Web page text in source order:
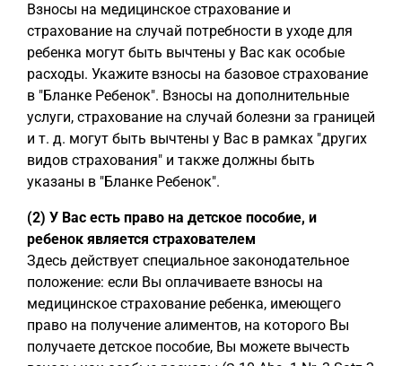
Взносы на медицинское страхование и
страхование на случай потребности в уходе для
ребенка могут быть вычтены у Вас как особые
расходы. Укажите взносы на базовое страхование
в "Бланке Ребенок". Взносы на дополнительные
услуги, страхование на случай болезни за границей
и т. д. могут быть вычтены у Вас в рамках "других
видов страхования" и также должны быть
указаны в "Бланке Ребенок".
(2) У Вас есть право на детское пособие, и
ребенок является страхователем
Здесь действует специальное законодательное
положение: если Вы оплачиваете взносы на
медицинское страхование ребенка, имеющего
право на получение алиментов, на которого Вы
получаете детское пособие, Вы можете вычесть